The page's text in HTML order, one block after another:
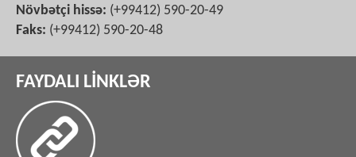
Növbətçi hissə: (+99412) 590-20-49
Faks: (+99412) 590-20-48
FAYDALI LİNKLƏR